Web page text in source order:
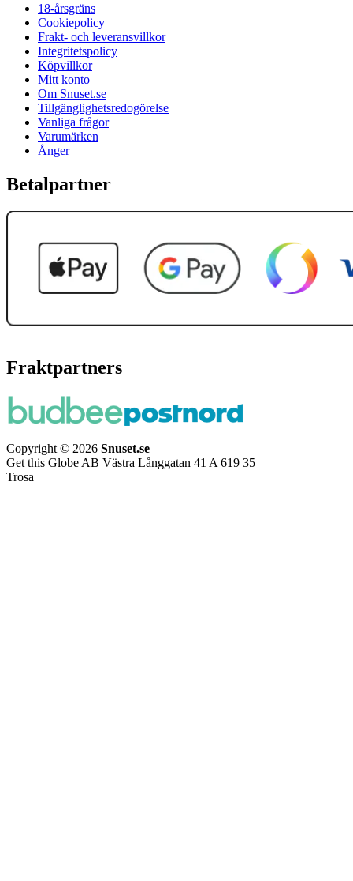
18-årsgräns
Cookiepolicy
Frakt- och leveransvillkor
Integritetspolicy
Köpvillkor
Mitt konto
Om Snuset.se
Tillgänglighetsredogörelse
Vanliga frågor
Varumärken
Ånger
Betalpartner
Fraktpartners
Copyright © 2026 Snuset.se
Get this Globe AB Västra Långgatan 41 A 619 35
Trosa